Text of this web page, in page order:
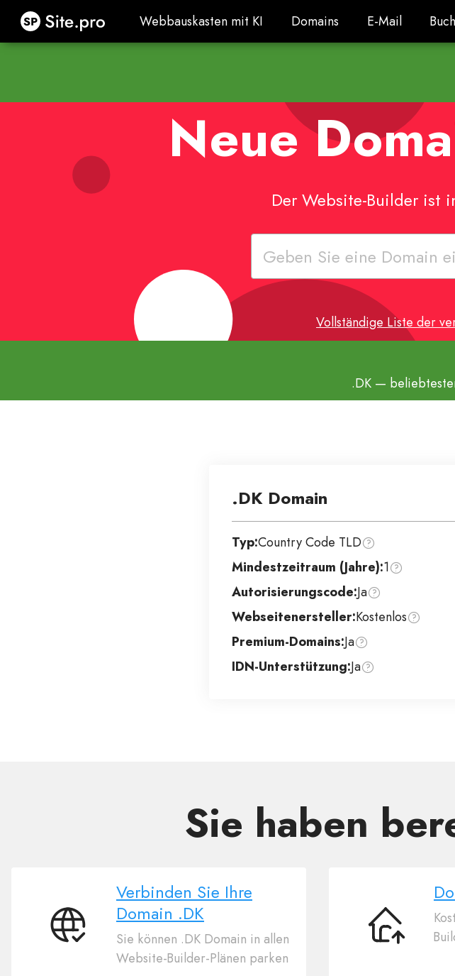
Site.pro Webbauskasten mit KI
Webbauskasten mit KI Domains
Domains E-Mail
E-Mail
Neue
Der Website-Builder ist
Vollständige Liste der
.DK —
.DK Domain
Typ:Country Code TLD
Mindestzeitraum (Jahre):1
Autorisierungscode:Ja
Webseitenersteller:Kostenlos
Premium-Domains:Ja
IDN-Unterstützung:Ja
Sie haben
Verbinden
Verbinden Sie Ihre
Domain .DK
Sie können .DK Domain in allen
Website-Builder-Plänen parken
Domain